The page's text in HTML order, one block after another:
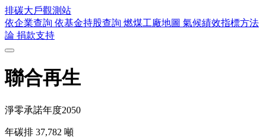
排碳大戶觀測站
依企業查詢 依基金持股查詢 燃煤工廠地圖 氣候績效指標方法
論 捐款支持
聯合再生
淨零承諾年度2050
年碳排 37,782 噸